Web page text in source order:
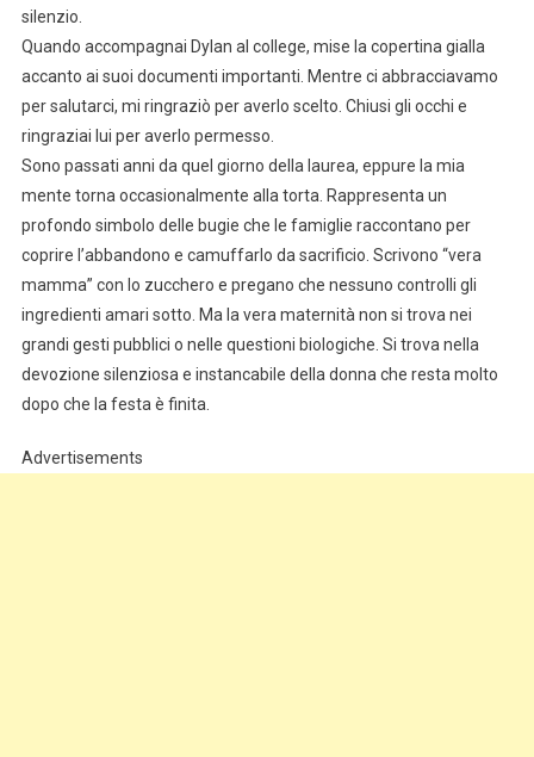
silenzio.
Quando accompagnai Dylan al college, mise la copertina gialla
accanto ai suoi documenti importanti. Mentre ci abbracciavamo
per salutarci, mi ringraziò per averlo scelto. Chiusi gli occhi e
ringraziai lui per averlo permesso.
Sono passati anni da quel giorno della laurea, eppure la mia
mente torna occasionalmente alla torta. Rappresenta un
profondo simbolo delle bugie che le famiglie raccontano per
coprire l’abbandono e camuffarlo da sacrificio. Scrivono “vera
mamma” con lo zucchero e pregano che nessuno controlli gli
ingredienti amari sotto. Ma la vera maternità non si trova nei
grandi gesti pubblici o nelle questioni biologiche. Si trova nella
devozione silenziosa e instancabile della donna che resta molto
dopo che la festa è finita.
Advertisements